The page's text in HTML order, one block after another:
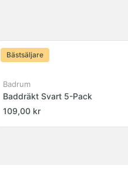
Bästsäljare
Badrum
Baddräkt Svart 5-Pack
109,00 kr